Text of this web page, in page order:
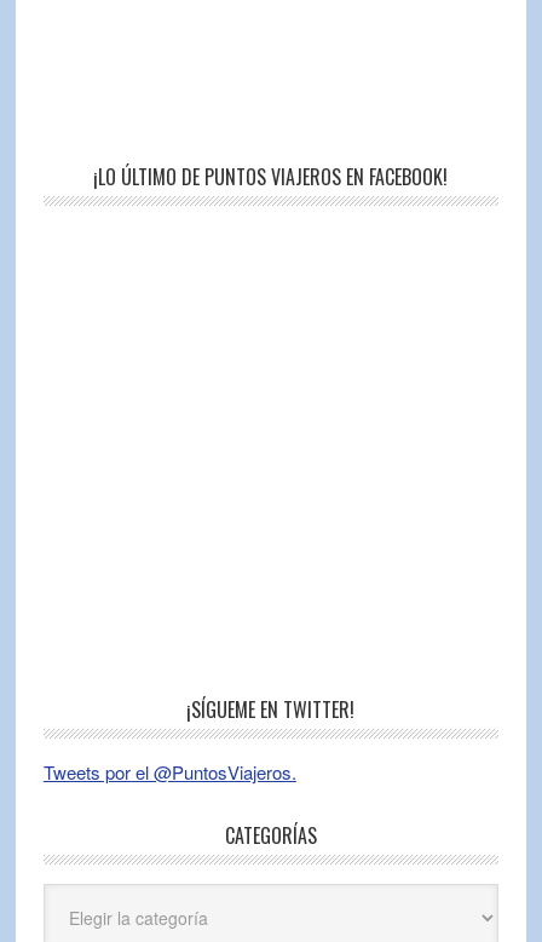
¡LO ÚLTIMO DE PUNTOS VIAJEROS EN FACEBOOK!
¡SÍGUEME EN TWITTER!
Tweets por el @PuntosViajeros.
CATEGORÍAS